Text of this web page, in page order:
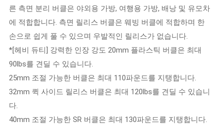
른 측면 분리 버클은 야외용 가방, 여행용 가방, 배낭 및 유모차
에 적합합니다. 측면 릴리스 버클은 웨빙 버클에 적합하며 한
손으로 쉽게 풀 수 있으며 우발적인 릴리스가 없습니다.
*[헤비 듀티] 강력한 인장 강도 20mm 플라스틱 버클은 최대
90lbs를 견딜 수 있습니다.
25mm 조절 가능한 버클은 최대 110파운드를 지탱합니다.
32mm 퀵 사이드 릴리스 버클은 최대 120lbs를 견딜 수 있습니
다.
40mm 조절 가능한 SR 버클은 최대 130파운드를 지탱합니다.